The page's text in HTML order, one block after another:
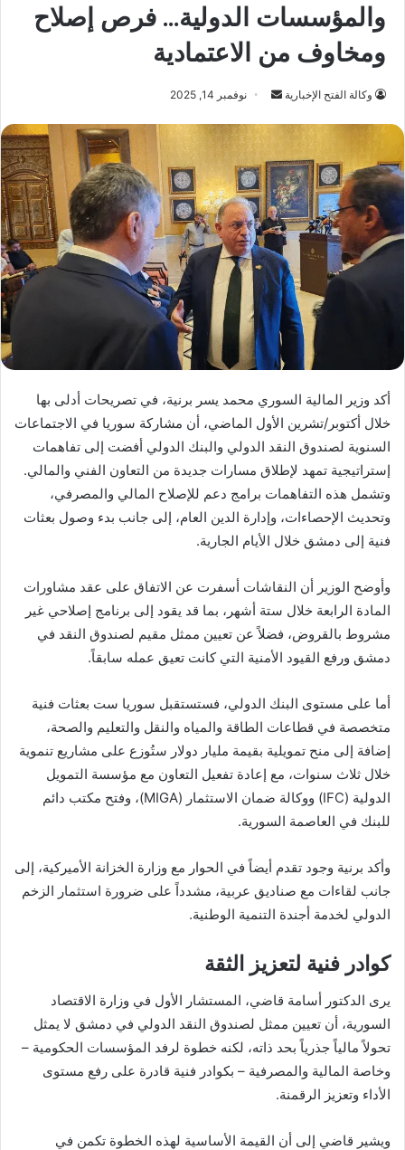
والمؤسسات الدولية… فرص إصلاح
ومخاوف من الاعتمادية
وكالة الفتح الإخبارية
أرسل
إلكترونيا
نوفمبر 14, 2025
أكد وزير المالية السوري محمد يسر برنية، في تصريحات أدلى بها
خلال أكتوبر/تشرين الأول الماضي، أن مشاركة سوريا في الاجتماعات
السنوية لصندوق النقد الدولي والبنك الدولي أفضت إلى تفاهمات
إستراتيجية تمهد لإطلاق مسارات جديدة من التعاون الفني والمالي.
وتشمل هذه التفاهمات برامج دعم للإصلاح المالي والمصرفي،
وتحديث الإحصاءات، وإدارة الدين العام، إلى جانب بدء وصول بعثات
فنية إلى دمشق خلال الأيام الجارية.
وأوضح الوزير أن النقاشات أسفرت عن الاتفاق على عقد مشاورات
المادة الرابعة خلال ستة أشهر، بما قد يقود إلى برنامج إصلاحي غير
مشروط بالقروض، فضلاً عن تعيين ممثل مقيم لصندوق النقد في
دمشق ورفع القيود الأمنية التي كانت تعيق عمله سابقاً.
أما على مستوى البنك الدولي، فستستقبل سوريا ست بعثات فنية
متخصصة في قطاعات الطاقة والمياه والنقل والتعليم والصحة،
إضافة إلى منح تمويلية بقيمة مليار دولار ستُوزع على مشاريع تنموية
خلال ثلاث سنوات، مع إعادة تفعيل التعاون مع مؤسسة التمويل
الدولية (IFC) ووكالة ضمان الاستثمار (MIGA)، وفتح مكتب دائم
للبنك في العاصمة السورية.
وأكد برنية وجود تقدم أيضاً في الحوار مع وزارة الخزانة الأميركية، إلى
جانب لقاءات مع صناديق عربية، مشدداً على ضرورة استثمار الزخم
الدولي لخدمة أجندة التنمية الوطنية.
كوادر فنية لتعزيز الثقة
يرى الدكتور أسامة قاضي، المستشار الأول في وزارة الاقتصاد
السورية، أن تعيين ممثل لصندوق النقد الدولي في دمشق لا يمثل
تحولاً مالياً جذرياً بحد ذاته، لكنه خطوة لرفد المؤسسات الحكومية –
وخاصة المالية والمصرفية – بكوادر فنية قادرة على رفع مستوى
الأداء وتعزيز الرقمنة.
ويشير قاضي إلى أن القيمة الأساسية لهذه الخطوة تكمن في